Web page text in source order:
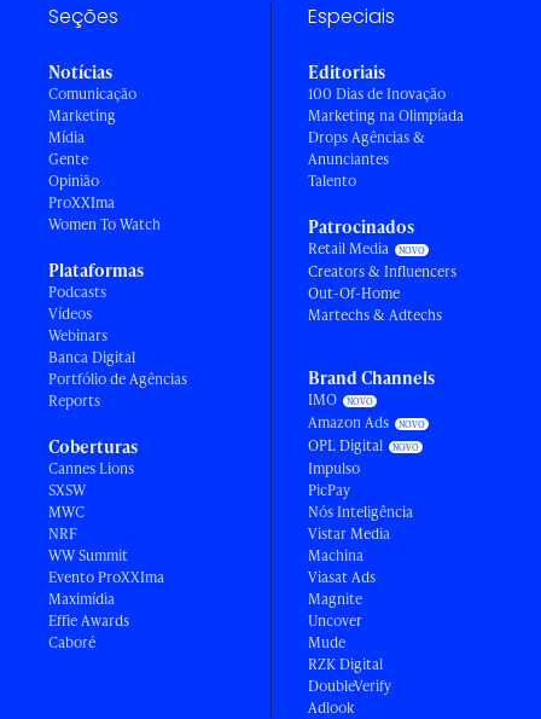
Seções
Notícias
Comunicação
Marketing
Mídia
Gente
Opinião
ProXXIma
Women To Watch
Plataformas
Podcasts
Vídeos
Webinars
Banca Digital
Portfólio de Agências
Reports
Coberturas
Cannes Lions
SXSW
MWC
NRF
WW Summit
Evento ProXXIma
Maximídia
Effie Awards
Caboré
Especiais
Editoriais
100 Dias de Inovação
Marketing na Olimpíada
Drops Agências &
Anunciantes
Talento
Patrocinados
Retail Media
Creators & Influencers
Out-Of-Home
Martechs & Adtechs
Brand Channels
IMO
Amazon Ads
OPL Digital
Impulso
PicPay
Nós Inteligência
Vistar Media
Machina
Viasat Ads
Magnite
Uncover
Mude
RZK Digital
DoubleVerify
Adlook